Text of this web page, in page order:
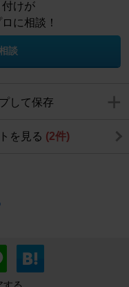
けが
に相談！
談
して保存
を見る (2件)